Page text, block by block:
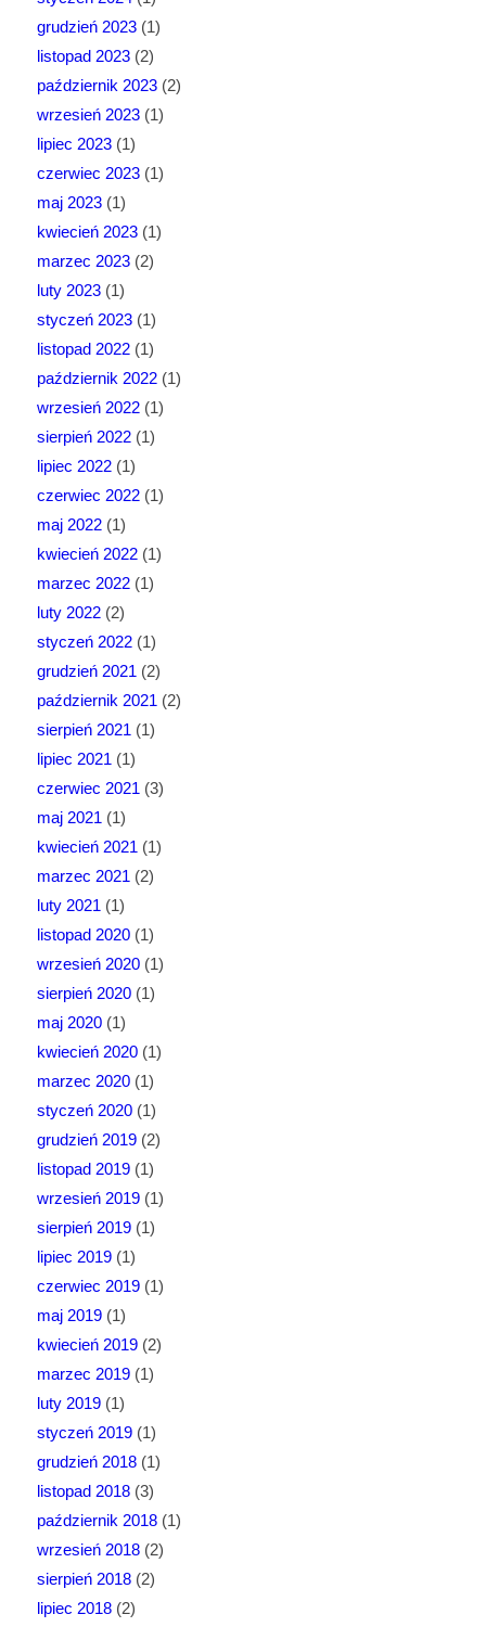
grudzień 2023(1)
listopad 2023(2)
październik 2023(2)
wrzesień 2023(1)
lipiec 2023(1)
czerwiec 2023(1)
maj 2023(1)
kwiecień 2023(1)
marzec 2023(2)
luty 2023(1)
styczeń 2023(1)
listopad 2022(1)
październik 2022(1)
wrzesień 2022(1)
sierpień 2022(1)
lipiec 2022(1)
czerwiec 2022(1)
maj 2022(1)
kwiecień 2022(1)
marzec 2022(1)
luty 2022(2)
styczeń 2022(1)
grudzień 2021 (2)
październik 2021 (2)
sierpień 2021 (1)
lipiec 2021 (1)
czerwiec 2021 (3)
maj 2021 (1)
kwiecień 2021 (1)
marzec 2021 (2)
luty 2021 (1)
listopad 2020(1)
wrzesień 2020(1)
sierpień 2020(1)
maj 2020(1)
kwiecień 2020(1)
marzec 2020(1)
styczeń 2020(1)
grudzień 2019(2)
listopad 2019(1)
wrzesień 2019(1)
sierpień 2019(1)
lipiec 2019(1)
czerwiec 2019(1)
maj 2019(1)
kwiecień 2019(2)
marzec 2019(1)
luty 2019(1)
styczeń 2019(1)
grudzień 2018(1)
listopad 2018(3)
październik 2018(1)
wrzesień 2018(2)
sierpień 2018(2)
lipiec 2018(2)